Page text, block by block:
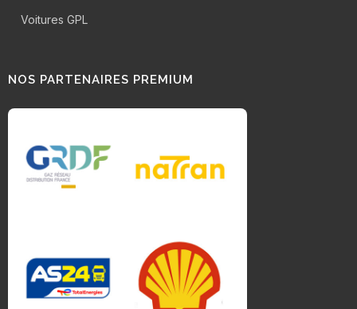
Voitures GPL
NOS PARTENAIRES PREMIUM